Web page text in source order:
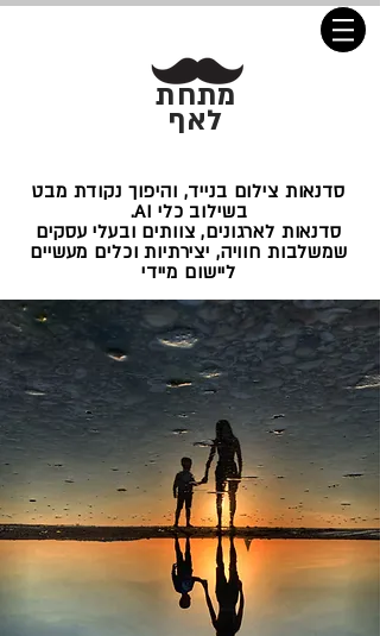
מתחת
לאף
סדנאות צילום בנייד, והיפוך נקודת מבט
בשילוב כלי AI.
סדנאות לארגונים, צוותים ובעלי עסקים
שמשלבות חוויה, יצירתיות וכלים מעשיים
ליישום מיידי